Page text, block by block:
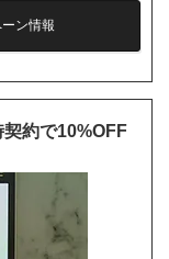
ン情報
約で10%OFF